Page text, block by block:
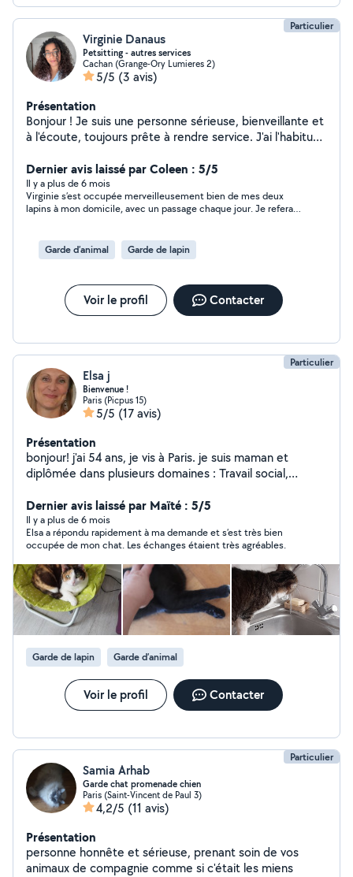
Particulier
Virginie Danaus
Petsitting - autres services
Cachan (Grange-Ory Lumieres 2)
5/5 (3 avis)
Présentation
Bonjour ! Je suis une personne sérieuse, bienveillante et
à l'écoute, toujours prête à rendre service. J'ai l'habitude
lapins, oiseaux) et je peux aussi vous aider pour des
petites courses, du ménage ou d'autres services du
quotidien. N'hésitez pas à me contacter, je suis réactive
et motivée !
Dernier avis laissé par Coleen : 5/5
Il y a plus de 6 mois
Virginie s’est occupée merveilleusement bien de mes deux
lapins à mon domicile, avec un passage chaque jour. Je referai
Garde d’animal Garde de lapin
Voir le profil Contacter
Particulier
Elsa j
Bienvenue !
Paris (Picpus 15)
5/5 (17 avis)
Présentation
bonjour! j'ai 54 ans, je vis à Paris. je suis maman et
diplômée dans plusieurs domaines : Travail social,
l'expérience avec les enfants ; Gardes d'enfants
régulières ou occasionnelles avec plaisir ! À titre
personnel j'aime beaucoup les animaux, j'ai un chat; Je
suis disponible uniquement pour visiter votre animal, car
notre Miss a du mal à partager son espace ;-) Je suis
non-fumeuse, brevet de secourisme passé tous les 5
ans, formation DAE. Attention :Je ne suis plus abonnée
premier, je ne peux donc pas vous répondre si vous
l'êtes ! Je suis à votre disposition pour toute question, à
Dernier avis laissé par Maïté : 5/5
Il y a plus de 6 mois
Elsa a répondu rapidement à ma demande et s’est très bien
occupée de mon chat. Les échanges étaient très agréables.
Garde de lapin Garde d’animal
Voir le profil Contacter
Particulier
Samia Arhab
Garde chat promenade chien
Paris (Saint-Vincent de Paul 3)
4,2/5 (11 avis)
Présentation
personne honnête et sérieuse, prenant soin de vos
animaux de compagnie comme si c'était les miens